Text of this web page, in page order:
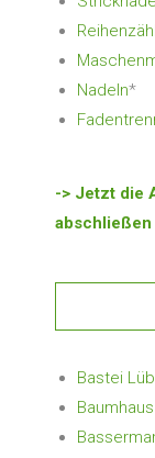
Nadeln*
-> Jetzt die
abschließen
Bastei